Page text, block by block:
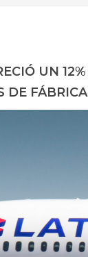
UN
DE FÁBRICA